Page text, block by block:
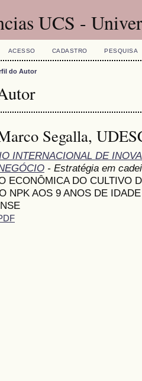
UCS -
ACESSO CADASTRO PESQUISA
do Autor
Segalla,
INTERNACIONAL DE
- Estratégia em
ECONÔMICA DO CULTIVO
NPK AOS 9 ANOS DE